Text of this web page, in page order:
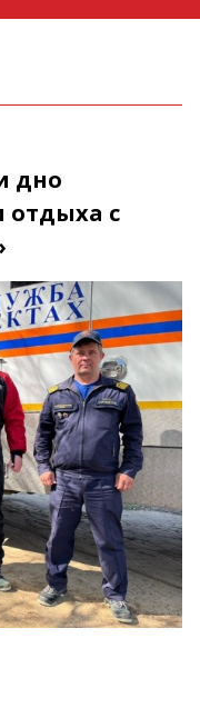
дно
отдыха с